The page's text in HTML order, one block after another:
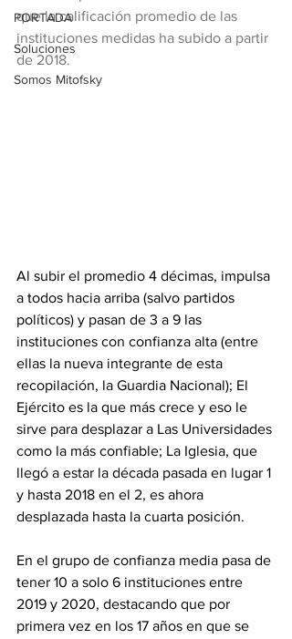
PORTADA
Soluciones
Somos Mitofsky
que la calificación promedio de las
instituciones medidas ha subido a partir
de 2018.
Al subir el promedio 4 décimas, impulsa
a todos hacia arriba (salvo partidos
políticos) y pasan de 3 a 9 las
instituciones con confianza alta (entre
ellas la nueva integrante de esta
recopilación, la Guardia Nacional); El
Ejército es la que más crece y eso le
sirve para desplazar a Las Universidades
como la más confiable; La Iglesia, que
llegó a estar la década pasada en lugar 1
y hasta 2018 en el 2, es ahora
desplazada hasta la cuarta posición.
En el grupo de confianza media pasa de
tener 10 a solo 6 instituciones entre
2019 y 2020, destacando que por
primera vez en los 17 años en que se